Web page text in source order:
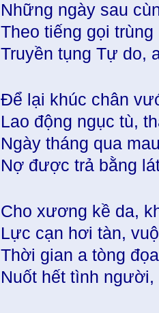
Những ngày sau
Theo tiếng gọi
Truyền tụng Tự do,
Để lại khúc chân
Lao động ngục tù,
Ngày tháng qua
Nợ được trả bằng
Cho xương kề da,
Lực cạn hơi tàn,
Thời gian a tòng
Nuốt hết tình